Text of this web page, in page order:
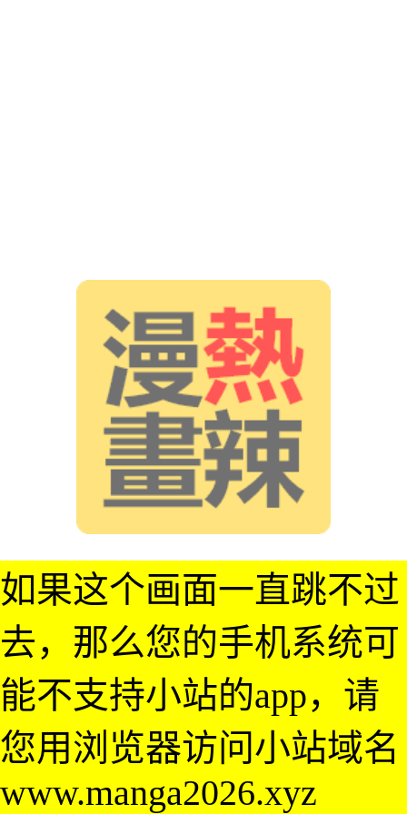
如果这个画面一直跳不过
去，那么您的手机系统可
能不支持小站的app，请
您用浏览器访问小站域名
www.manga2026.xyz